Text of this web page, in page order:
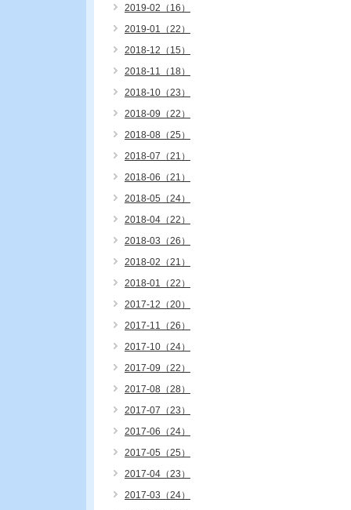
2019-02（16）
2019-01（22）
2018-12（15）
2018-11（18）
2018-10（23）
2018-09（22）
2018-08（25）
2018-07（21）
2018-06（21）
2018-05（24）
2018-04（22）
2018-03（26）
2018-02（21）
2018-01（22）
2017-12（20）
2017-11（26）
2017-10（24）
2017-09（22）
2017-08（28）
2017-07（23）
2017-06（24）
2017-05（25）
2017-04（23）
2017-03（24）